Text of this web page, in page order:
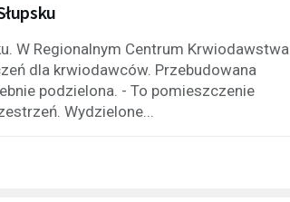
W Regionalnym Centrum Krwiodawstwa
dla krwiodawców. Przebudowana
podzielona. - To pomieszczenie
Wydzielone...